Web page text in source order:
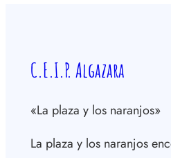
C.E.I.P. Algazara
«La plaza y los naranjos»
La plaza y los naranjos